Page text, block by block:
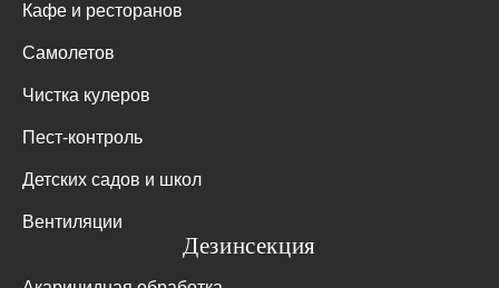
Кафе и ресторанов
Самолетов
Чистка кулеров
Пест-контроль
Детских садов и школ
Вентиляции
Дезинсекция